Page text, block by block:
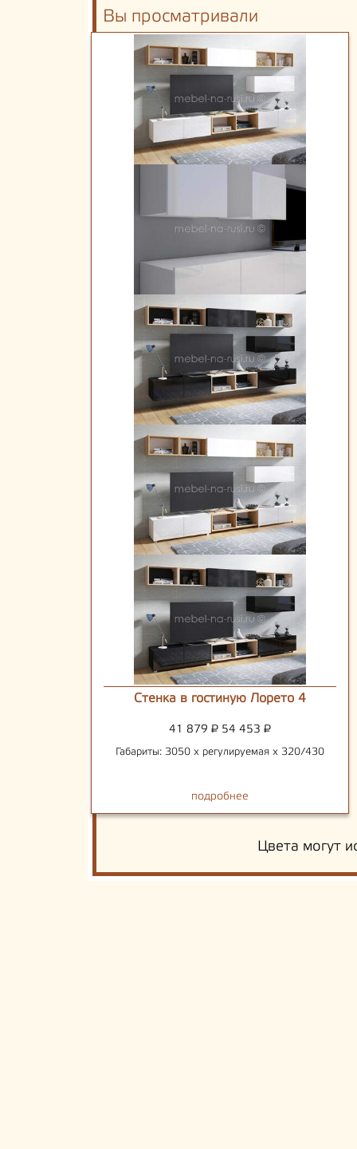
Вы просматривали
Стенка в гостиную Лорето 4
41 879 ₽ 54 453 ₽
Габариты: 3050 х регулируемая х 320/430
подробнее
Цвета могут